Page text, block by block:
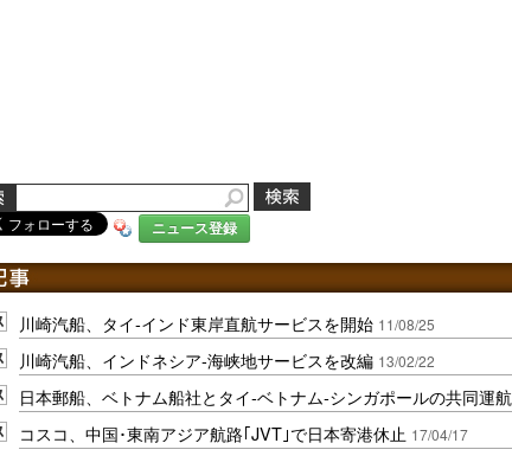
ニュース登録
川崎汽船、タイ-インド東岸直航サービスを開始 11/08/25
川崎汽船、インドネシア-海峡地サービスを改編 13/02/22
日本郵船、ベトナム船社とタイ‐ベトナム‐シンガポールの共同運航
コスコ、中国･東南アジア航路｢JVT｣で日本寄港休止 17/04/17